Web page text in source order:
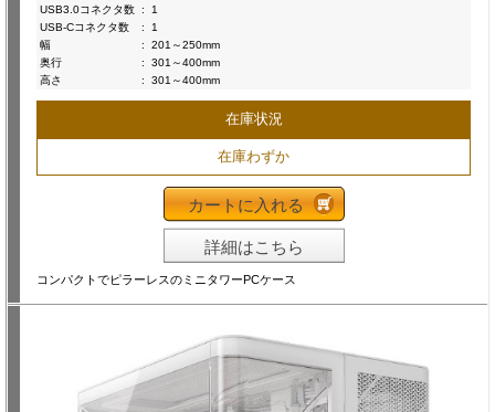
USB3.0コネクタ数 :
1
USB-Cコネクタ数
:
1
幅
:
201～250mm
奥行
:
301～400mm
高さ
: 301～400mm
在庫状況
在庫わずか
カートに入れる
詳細はこちら
コンパクトでピラーレスのミニタワーPCケース